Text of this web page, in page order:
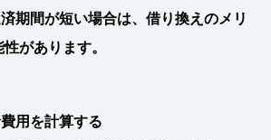
期間が短い場合は、借り換えのメリ
性があります。
用を計算する